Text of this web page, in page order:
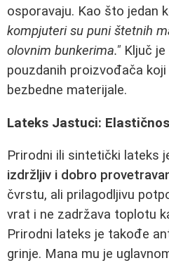
osporavaju. Kao što jedan
kompjuteri su puni štetnih
olovnim bunkerima." Ključ
pouzdanih proizvođača
bezbedne materijale.
Lateks Jastuci:
Prirodni ili sintetički lateks
izdržljiv i dobro
čvrstu, ali prilagodljivu
vrat i ne zadržava toplotu
Prirodni lateks je takođe
grinje. Mana mu je